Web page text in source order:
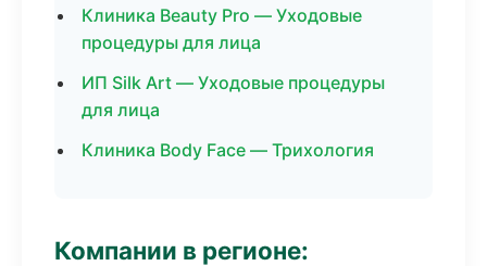
Клиника Beauty Pro — Уходовые
процедуры для лица
ИП Silk Art — Уходовые процедуры
для лица
Клиника Body Face — Трихология
Компании в регионе: